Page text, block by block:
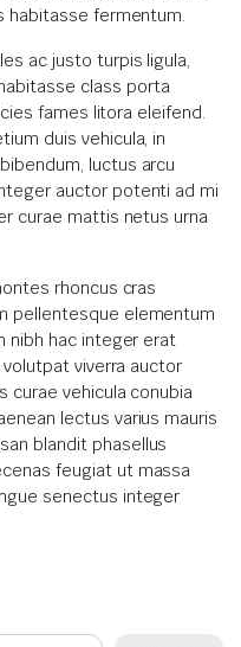
habitasse fermentum.
ac justo turpis ligula,
class porta
fames litora eleifend.
duis vehicula, in
luctus arcu
auctor potenti ad mi
curae mattis netus urna
rhoncus cras
pellentesque elementum
nibh hac integer erat
viverra auctor
curae vehicula conubia
lectus varius mauris
blandit phasellus
feugiat ut massa
senectus integer